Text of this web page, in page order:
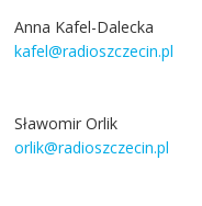
Anna Kafel-Dalecka
kafel@radioszczecin.pl
Sławomir Orlik
orlik@radioszczecin.pl